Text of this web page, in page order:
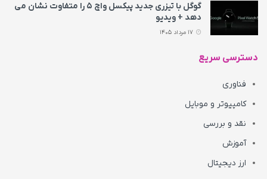
گوگل با تیزری جدید پیکسل واچ ۵ را متفاوت نشان می‌
دهد + ویدیو
دسترسی سریع
فناوری
کامپیوتر و موبایل
نقد و بررسی
آموزش
ارز دیجیتال